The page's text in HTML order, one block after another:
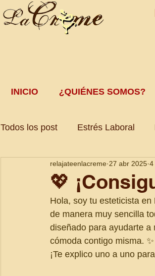
INICIO ¿QUIÉNES SOMOS?
Todos los post Estrés Laboral
Tratamiento Corporal
💖
relajateenlacreme 27 abr 2025 4
Hola, soy tu esteticista
de manera muy sencilla
diseñado para ayudarte
cómoda contigo misma. ✨
¡Te explico uno a uno